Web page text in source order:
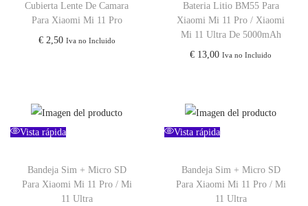
Cubierta Lente De Camara
Para Xiaomi Mi 11 Pro
€2,50 Iva no Incluido
Bateria Litio BM55 Para
Xiaomi Mi 11 Pro / Xiaomi
Mi 11 Ultra De 5000mAh
€ 13,00 Iva no Incluido
Vista rápida
Bandeja Sim + Micro SD
Para Xiaomi Mi 11 Pro / Mi
11 Ultra
Vista rápida
Bandeja Sim + Micro SD
Para Xiaomi Mi 11 Pro / Mi
11 Ultra